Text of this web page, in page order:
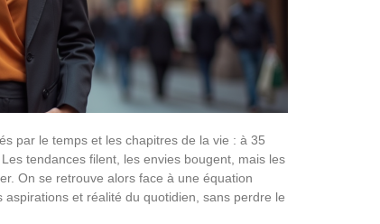
par le temps et les chapitres de la vie : à 35
tendances filent, les envies bougent, mais les
On se retrouve alors face à une équation
et réalité du quotidien, sans perdre le